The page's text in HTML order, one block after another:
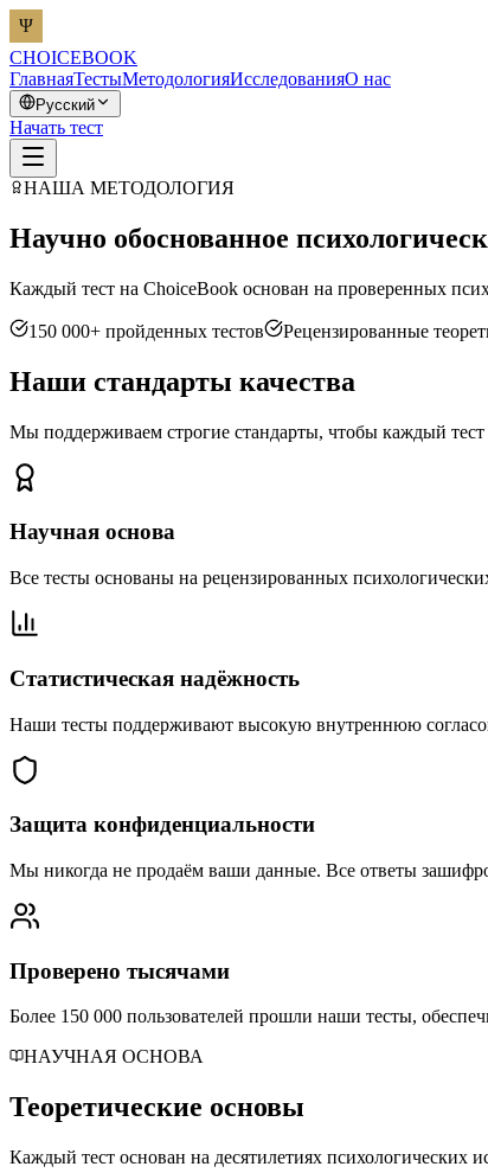
CHOICEBOOK
ГлавнаяТестыМетодологияИсследованияО нас
Русский
Начать тест
НАША МЕТОДОЛОГИЯ
Научно обоснованное
Каждый тест на ChoiceBook основан на проверенных
150 000+ пройденных тестов Рецензированные
Наши стандарты качества
Мы поддерживаем строгие стандарты, чтобы каждый
Научная основа
Все тесты основаны на рецензированных
Статистическая надёжность
Наши тесты поддерживают высокую внутреннюю
Защита конфиденциальности
Мы никогда не продаём ваши данные. Все ответы
Проверено тысячами
Более 150 000 пользователей прошли наши тесты,
НАУЧНАЯ ОСНОВА
Теоретические основы
Каждый тест основан на десятилетиях психологических